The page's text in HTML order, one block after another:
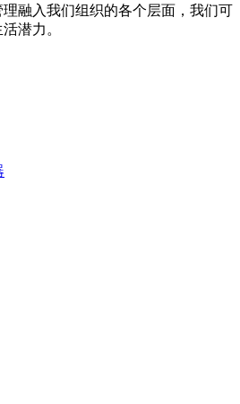
融入我们组织的各个层面，我们可
潜力。